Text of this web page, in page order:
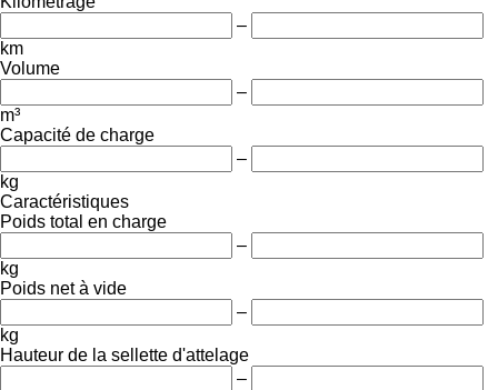
–
km
Volume
–
m³
Capacité de charge
–
kg
Caractéristiques
Poids total en charge
–
kg
Poids net à vide
–
kg
Hauteur de la sellette d'attelage
–